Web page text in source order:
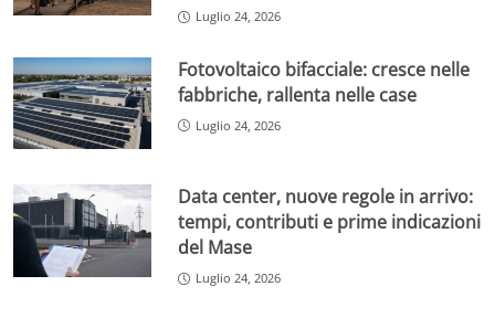
Luglio 24, 2026
Fotovoltaico bifacciale: cresce nelle
fabbriche, rallenta nelle case
Luglio 24, 2026
Data center, nuove regole in arrivo:
tempi, contributi e prime indicazioni
del Mase
Luglio 24, 2026